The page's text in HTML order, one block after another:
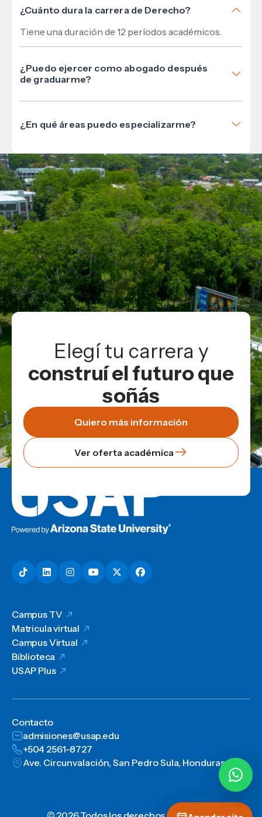
¿Cuánto dura la carrera de Derecho?
Tiene una duración de 12 períodos académicos.
¿Puedo ejercer como abogado después
de graduarme?
Sí, una vez egresado y tras cumplir los requisitos del
¿En qué áreas puedo especializarme?
administrativo, internacional, entre otros.
Elegí tu carrera y
construí el futuro que
soñás
Quiero más información
Ver oferta académica
Campus TV
Matricula virtual
Campus Virtual
Biblioteca
USAP Plus
Contacto
admisiones@usap.edu
+504 2561-8727
Ave. Circunvalación, San Pedro Sula, Honduras, C.A.